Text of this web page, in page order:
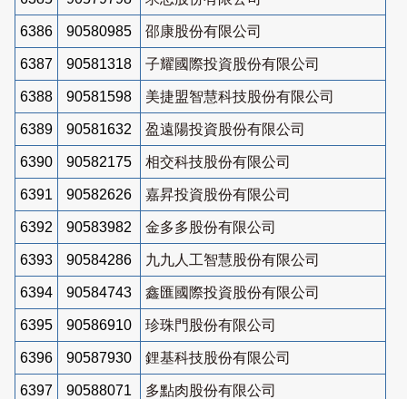
6386 90580985 邵康股份有限公司
6387 90581318 子耀國際投資股份有限公司
6388 90581598 美捷盟智慧科技股份有限公司
6389 90581632 盈遠陽投資股份有限公司
6390 90582175 相交科技股份有限公司
6391 90582626 嘉昇投資股份有限公司
6392 90583982 金多多股份有限公司
6393 90584286 九九人工智慧股份有限公司
6394 90584743 鑫匯國際投資股份有限公司
6395 90586910 珍珠門股份有限公司
6396 90587930 鋰基科技股份有限公司
6397 90588071 多點肉股份有限公司